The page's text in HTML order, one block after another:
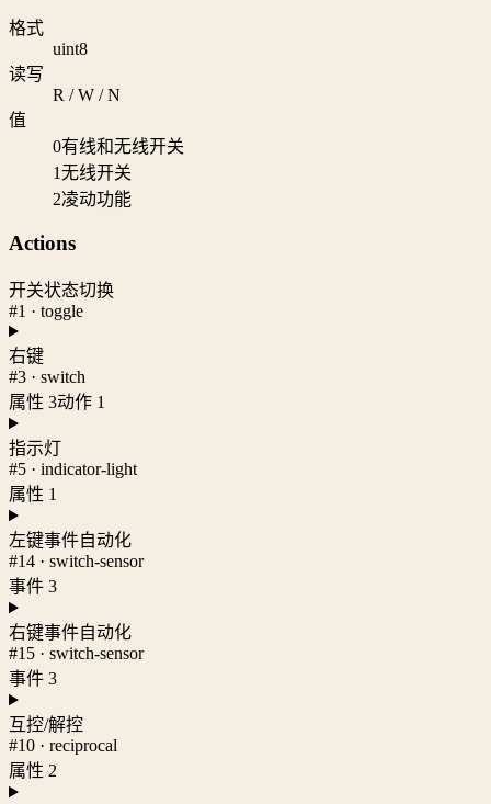
格式
uint8
读写
R / W / N
值
0有线和无线开关
1无线开关
2凌动功能
Actions
开关状态切换
#1 · toggle
右键
#3 · switch
属性 3动作 1
指示灯
#5 · indicator-light
属性 1
左键事件自动化
#14 · switch-sensor
事件 3
右键事件自动化
#15 · switch-sensor
事件 3
互控/解控
#10 · reciprocal
属性 2